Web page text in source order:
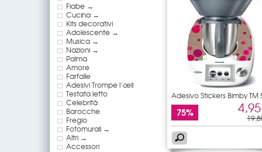
Fiabe →
Cucina →
Kits decorativi
Adolescente →
Musica →
Nazioni →
Palma
Amore
Farfalle
Adesivi Trompe l’œil
Testata letto
Celebrità
Barocche
Fregio
Fotomurali →
Altri →
Accessori
Adesivo Stickers Bimby TM
75%